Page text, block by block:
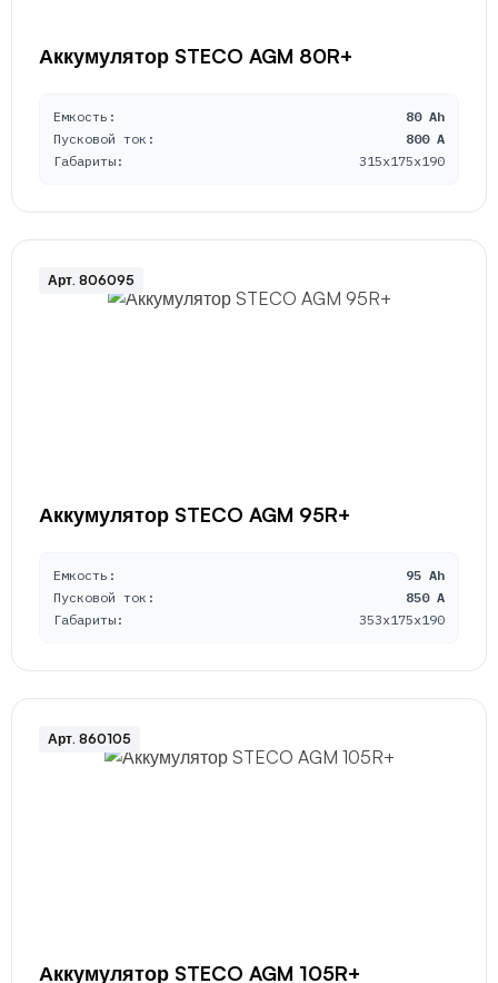
Аккумулятор STECO AGM 80R+
Емкость:
80 Ah
Пусковой ток:
800 A
Габариты:
315x175x190
Арт. 806095
Аккумулятор STECO AGM 95R+
Емкость:
95 Ah
Пусковой ток:
850 A
Габариты:
353x175x190
Арт. 860105
Аккумулятор STECO AGM 105R+